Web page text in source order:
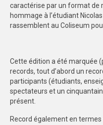
SPORTS IND
AMIENS
caractérise par un format de
hommage à l’étudiant
rassemblent au Coliseum
Cette édition a été marquée
records, tout d’abord un
participants (étudiants,
spectateurs et un
présent.
Record également en